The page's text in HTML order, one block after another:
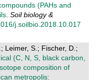
(PAHs and
. Soil biology &
j.soilbio.2018.10.017
Leimer, S.; Fischer, D.;
(C, N, S, black carbon,
composition of
metropolis: